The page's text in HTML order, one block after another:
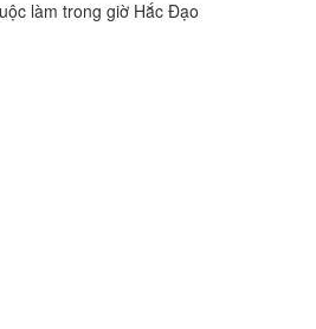
làm trong giờ Hắc Đạo